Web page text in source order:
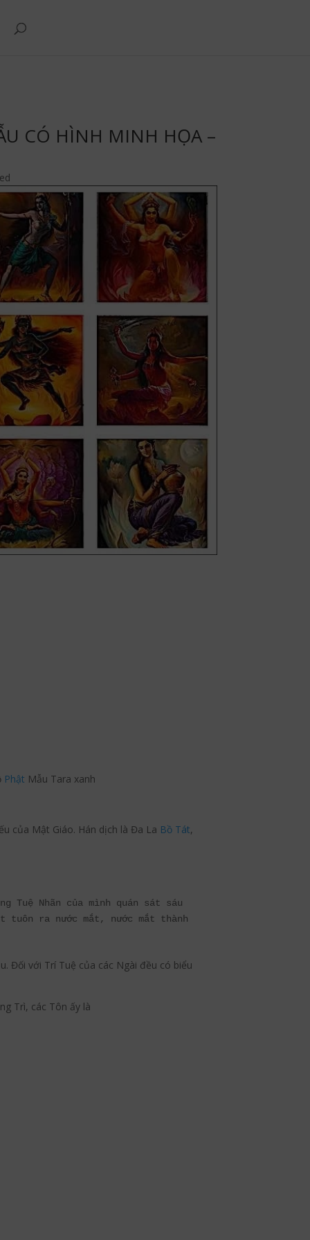
CÓ HÌNH MINH HỌA –
Phật Mẫu Tara xanh
của Mật Giáo. Hán dịch là Đa La Bồ Tát,
Nhãn của mình quán sát sáu
ra nước mắt, nước mắt thành
Đối với Trí Tuệ của các Ngài đều có biểu
Trì, các Tôn ấy là